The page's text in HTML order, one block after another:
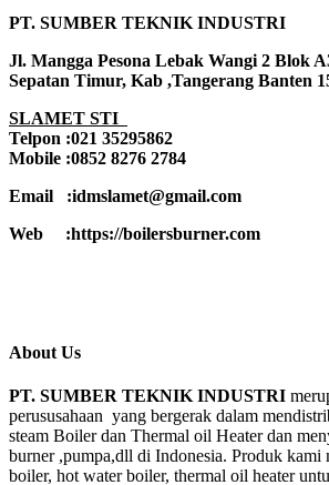
PT. SUMBER TEKNIK INDUSTRI
Jl. Mangga Pesona Lebak Wangi 2 Blok
Sepatan Timur, Kab ,Tangerang Banten
SLAMET STI
Telpon :021 35295862
Mobile :0852 8276 2784
Email :idmslamet@gmail.com
Web :https://boilersburner.com
About Us
PT. SUMBER TEKNIK INDUSTRI
perususahaan yang bergerak dalam
steam Boiler dan Thermal oil Heater dan
burner ,pumpa,dll di Indonesia. Produk kami
boiler, hot water boiler, thermal oil heater